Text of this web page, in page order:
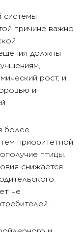
системы
причине важно
должны
рост, и
и
более
приоритетной
птицы.
снижается
не